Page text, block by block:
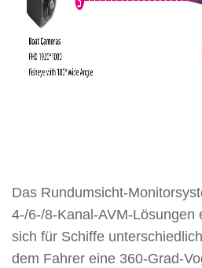
Das Rundumsicht-
4-/6-/8-Kanal-AVM-Lösungen
sich für Schiffe
dem Fahrer eine 360-Grad-